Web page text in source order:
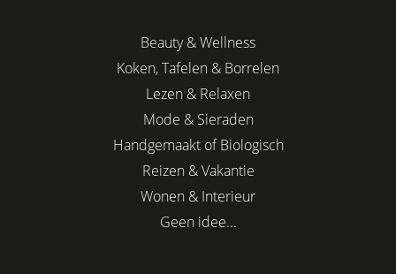
Beauty & Wellness
Koken, Tafelen & Borrelen
Lezen & Relaxen
Mode & Sieraden
Handgemaakt of Biologisch
Reizen & Vakantie
Wonen & Interieur
Geen idee...